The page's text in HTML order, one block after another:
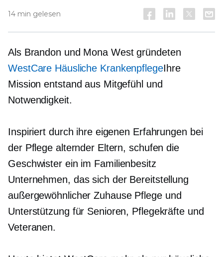
14 min gelesen
Als Brandon und Mona West gründeten
WestCare Häusliche KrankenpflegeIhre
Mission entstand aus Mitgefühl und
Notwendigkeit.
Inspiriert durch ihre eigenen Erfahrungen bei
der Pflege alternder Eltern, schufen die
Geschwister ein im Familienbesitz
Unternehmen, das sich der Bereitstellung
außergewöhnlicherZuhausePflege und
Unterstützung für Senioren, Pflegekräfte und
Veteranen.